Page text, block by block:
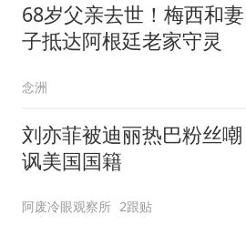
68岁父亲去世！梅西和妻
子抵达阿根廷老家守灵
念洲
刘亦菲被迪丽热巴粉丝嘲
讽美国国籍
阿废冷眼观察所 2跟贴